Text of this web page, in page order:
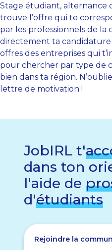
Stage étudiant, alternance
trouve l’offre qui te
par les professionnels de la
directement ta
offres des entreprises qui
pour chercher par type de
bien dans ta région.
lettre de motivation !
JobIRL t'
dans ton
l'aide de
d'étudiants
Rejoindre la